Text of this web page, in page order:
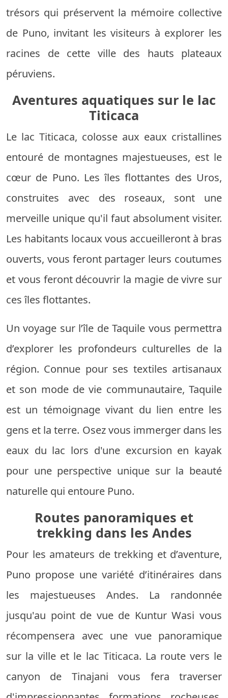
trésors qui préservent la mémoire collective
de Puno, invitant les visiteurs à explorer les
racines de cette ville des hauts plateaux
péruviens.
Aventures aquatiques sur le lac
Titicaca
Le lac Titicaca, colosse aux eaux cristallines
entouré de montagnes majestueuses, est le
cœur de Puno. Les îles flottantes des Uros,
construites avec des roseaux, sont une
merveille unique qu'il faut absolument visiter.
Les habitants locaux vous accueilleront à bras
ouverts, vous feront partager leurs coutumes
et vous feront découvrir la magie de vivre sur
ces îles flottantes.
Un voyage sur l’île de Taquile vous permettra
d’explorer les profondeurs culturelles de la
région. Connue pour ses textiles artisanaux
et son mode de vie communautaire, Taquile
est un témoignage vivant du lien entre les
gens et la terre. Osez vous immerger dans les
eaux du lac lors d'une excursion en kayak
pour une perspective unique sur la beauté
naturelle qui entoure Puno.
Routes panoramiques et
trekking dans les Andes
Pour les amateurs de trekking et d’aventure,
Puno propose une variété d’itinéraires dans
les majestueuses Andes. La randonnée
jusqu'au point de vue de Kuntur Wasi vous
récompensera avec une vue panoramique
sur la ville et le lac Titicaca. La route vers le
canyon de Tinajani vous fera traverser